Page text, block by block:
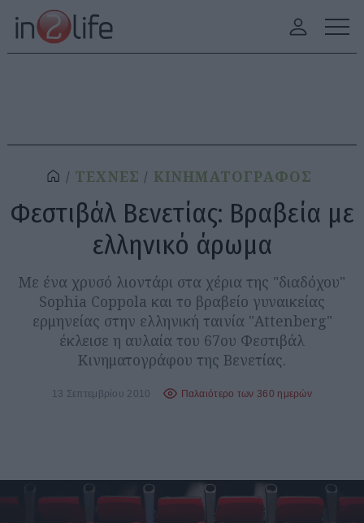
ΤΕΧΝΕΣ ΚΙΝΗΜΑΤΟΓΡΑΦΟΣ
Φεστιβάλ Βενετίας: Βραβεία με
ελληνικό άρωμα
Με ένα χρυσό λιοντάρι στα χέρια της "διαδόχου"
Sophia Coppola και το βραβείο γυναικείας
ερμηνείας στην ελληνική ταινία "Attenberg"
έκλεισε η αυλαία του 67ου Φεστιβάλ
Κινηματογράφου της Βενετίας.
13 Σεπτεμβρίου 2010 Παλαιότερο των 360 ημερών